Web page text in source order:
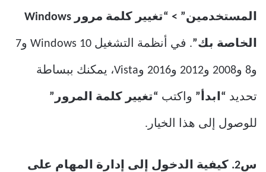
المستخدمين” > “تغيير كلمة مرور Windows
الخاصة بك” . في أنظمة التشغيل Windows 10 و7
و8 و2008 و2012 و2016 وVista، يمكنك ببساطة
تحديد “ابدأ” واكتب “تغيير كلمة المرور”
للوصول إلى هذا الخيار.
س2. كيفية الدخول إلى إدارة المهام على